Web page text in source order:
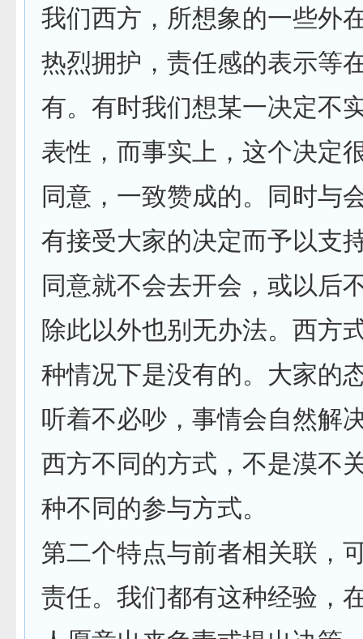
我们西方，所想象的一些外
热烈拥护，责任感的表示等
有。有时我们想某一决定不
表性，而事实上，这个决定
同意，一致赞成的。同时与
有接受大家的决定而予以支
同意就不会去开会，或以后
除此以外也别无办法。西方
种情况下是没有的。大家的
听着不必吵，事情会自然解
西方不同的方式，不是漠不
种不同的参与方式。
第二个特点与前者相关联，
责任。我们都有这种经验，